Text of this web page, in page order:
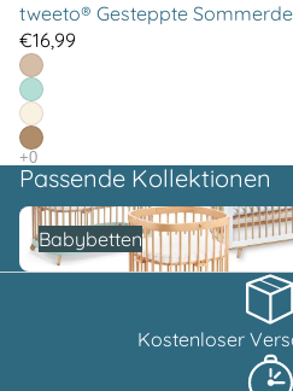
tweeto® Gesteppte
€16,99
Passende Kollektionen
Babybetten
Babybetten
Kostenloser